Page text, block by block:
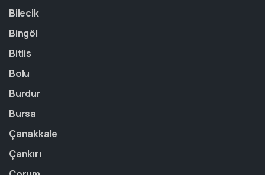
Bilecik
Bingöl
Bitlis
Bolu
Burdur
Bursa
Çanakkale
Çankırı